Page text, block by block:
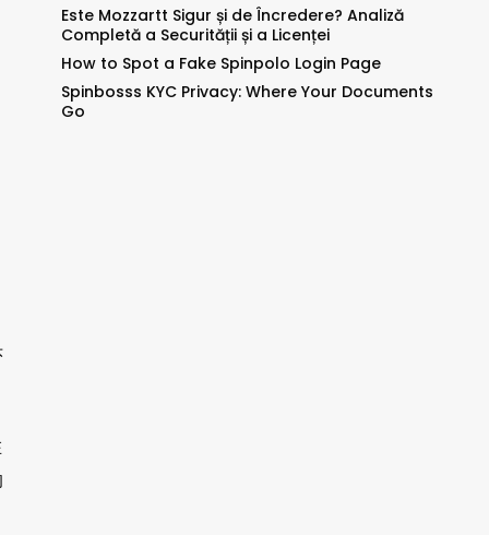
Este Mozzartt Sigur și de Încredere? Analiză
Completă a Securității și a Licenței
How to Spot a Fake Spinpolo Login Page
Spinbosss KYC Privacy: Where Your Documents
Go